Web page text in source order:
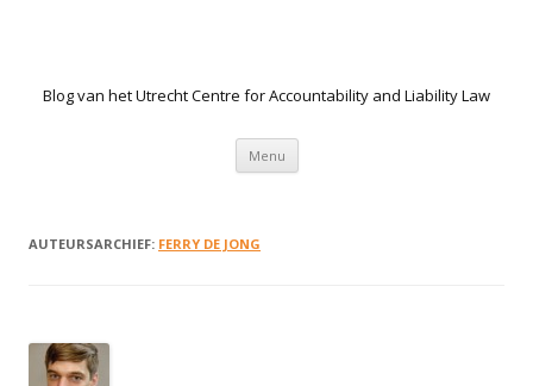
Blog van het Utrecht Centre for Accountability and Liability Law
Menu Spring naar de inhoud
AUTEURSARCHIEF: FERRY DE JONG